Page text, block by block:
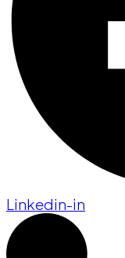
Linkedin-in